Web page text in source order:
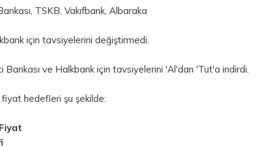
TSKB, Vakıfbank, Albaraka
için tavsiyelerini değiştirmedi.
Bankası ve Halkbank için tavsiyelerini 'Al'dan 'Tut'a indirdi.
hedefleri şu şekilde: